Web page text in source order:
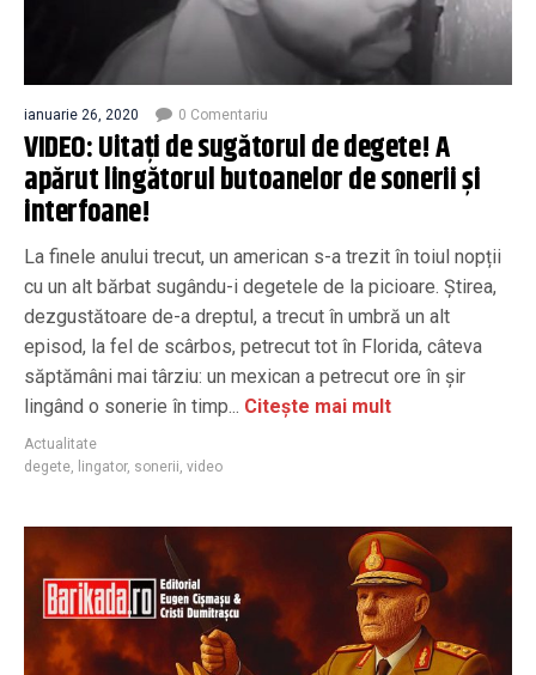
ianuarie 26, 2020 0 Comentariu
VIDEO: Uitați de sugătorul de degete! A
apărut lingătorul butoanelor de sonerii și
interfoane!
La finele anului trecut, un american s-a trezit în toiul nopții
cu un alt bărbat sugându-i degetele de la picioare. Știrea,
dezgustătoare de-a dreptul, a trecut în umbră un alt
episod, la fel de scârbos, petrecut tot în Florida, câteva
săptămâni mai târziu: un mexican a petrecut ore în șir
lingând o sonerie în timp... Citește mai mult
Actualitate
degete, lingator, sonerii, video